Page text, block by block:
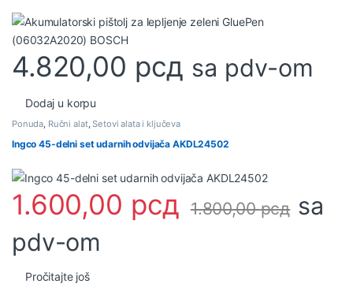
4.820,00 рсд sa pdv-om
Dodaj u korpu
Ponuda, Ručni alat,Setovi alata i ključeva
Ingco 45-delni set udarnih odvijača AKDL24502
1.600,00 рсд 1.800,00рсд sa
pdv-om
Pročitajte još